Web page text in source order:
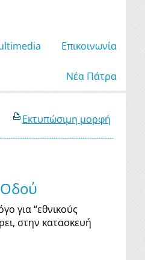
Επικοινωνία
Νέα Πάτρα
Εκτυπώσιμη μορφή
για “εθνικούς
στην κατασκευή